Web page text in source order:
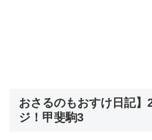
おさるのもおすけ日記】
ジ！甲斐駒3